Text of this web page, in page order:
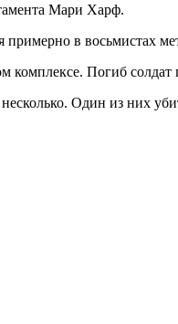
Мари Харф.
примерно в восьмистах
комплексе. Погиб
Один из них